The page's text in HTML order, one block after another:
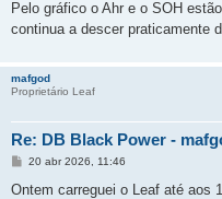
Pelo gráfico o Ahr e o SOH
continua a descer praticamente
mafgod
Proprietário Leaf
Re: DB Black Power -
M
n
20 abr 2026, 11:46
Ontem carreguei o Leaf até aos